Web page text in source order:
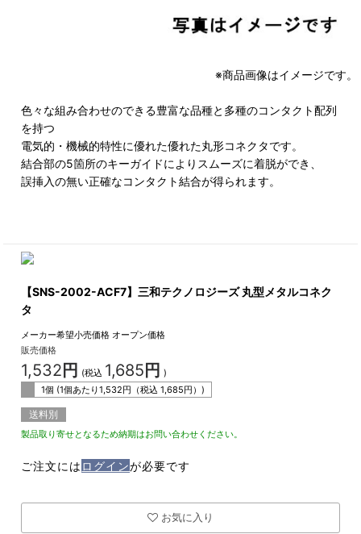
※商品画像はイメージです。
色々な組み合わせのできる豊富な品種と多種のコンタクト配列
を持つ
電気的・機械的特性に優れた優れた丸形コネクタです。
結合部の5箇所のキーガイドによりスムーズに着脱ができ、
誤挿入の無い正確なコンタクト結合が得られます。
【SNS-2002-ACF7】三和テクノロジーズ 丸型メタルコネク
タ
メーカー希望小売価格 オープン価格
販売価格
1,532 円 (税込 1,685 円 )
1個 (1個あたり1,532円（税込1,685円）)
送料別
製品取り寄せとなるため納期はお問い合わせください。
ご注文には ログインが必要です
お気に入り